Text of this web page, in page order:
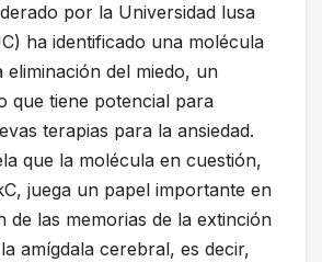
por la Universidad lusa
ha identificado una molécula
eliminación del miedo, un
que tiene potencial para
terapias para la ansiedad.
que la molécula en cuestión,
juega un papel importante en
de las memorias de la extinción
amígdala cerebral, es decir,